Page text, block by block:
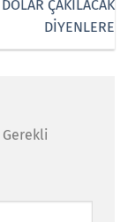
DOLAR ÇAKILACAK
DİYENLERE
Gerekli